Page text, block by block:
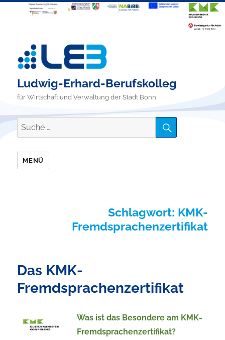
Ludwig-Erhard-Berufskolleg
für Wirtschaft und Verwaltung der Stadt Bonn
Suche
nach:
SUCHE
MENÜ
Schlagwort: KMK-
Fremdsprachenzertifikat
Das KMK-
Fremdsprachenzertifikat
Was ist das Besondere am KMK-
Fremdsprachenzertifikat?